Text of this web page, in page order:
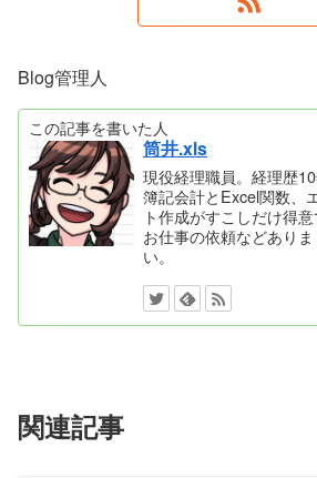
Blog管理人
この記事を書いた人
筒井.xls
現役経理職員。経理歴10
簿記会計とExcel関数、
ト作成がすこしだけ得意
お仕事の依頼などあり
い。
関連記事